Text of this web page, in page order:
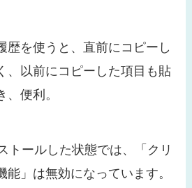
歴を使うと、直前にコピーし
、以前にコピーした項目も貼
、便利。
トールした状態では、「クリ
能」は無効になっています。